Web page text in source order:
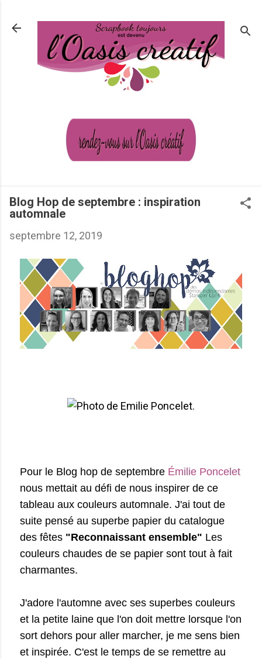
Blog Hop de septembre : inspiration
automnale
septembre 12, 2019
Pour le Blog hop de septembre Émilie Poncelet
nous mettait au défi de nous inspirer de ce
tableau aux couleurs automnale. J'ai tout de
suite pensé au superbe papier du catalogue
des fêtes "Reconnaissant ensemble" Les
couleurs chaudes de se papier sont tout à fait
charmantes.
J'adore l'automne avec ses superbes couleurs
et la petite laine que l'on doit mettre lorsque l'on
sort dehors pour aller marcher, je me sens bien
et inspirée. C'est le temps de se remettre au